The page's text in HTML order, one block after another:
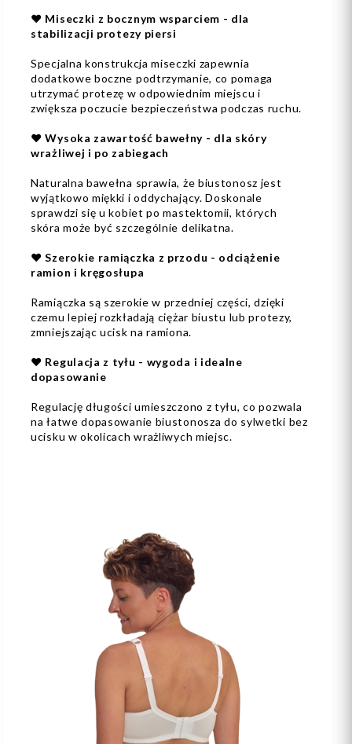
❤️ Miseczki z bocznym wsparciem - dla
stabilizacji protezy piersi
Specjalna konstrukcja miseczki zapewnia
dodatkowe boczne podtrzymanie, co pomaga
utrzymać protezę w odpowiednim miejscu i
zwiększa poczucie bezpieczeństwa podczas ruchu.
❤️ Wysoka zawartość bawełny - dla skóry
wrażliwej i po zabiegach
Naturalna bawełna sprawia, że biustonosz jest
wyjątkowo miękki i oddychający. Doskonale
sprawdzi się u kobiet po mastektomii, których
skóra może być szczególnie delikatna.
❤️ Szerokie ramiączka z przodu - odciążenie
ramion i kręgosłupa
Ramiączka są szerokie w przedniej części, dzięki
czemu lepiej rozkładają ciężar biustu lub protezy,
zmniejszając ucisk na ramiona.
❤️ Regulacja z tyłu - wygoda i idealne
dopasowanie
Regulację długości umieszczono z tyłu, co pozwala
na łatwe dopasowanie biustonosza do sylwetki bez
ucisku w okolicach wrażliwych miejsc.